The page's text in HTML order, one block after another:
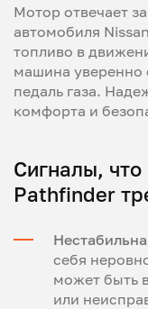
Мотор отвечает
автомобиля
топливо в
машина уверенно
педаль газа.
комфорта и
Сигналы,
Pathfinder
себя
может быть
или